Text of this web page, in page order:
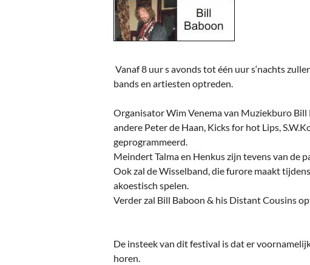
Vanaf 8 uur s avonds tot één uur s‘nachts
bands en artiesten optreden.
Organisator Wim Venema van Muziekburo
andere Peter de Haan, Kicks for hot Lips,
geprogrammeerd.
Meindert Talma en Henkus zijn tevens van de
Ook zal de Wisselband, die furore maakt
akoestisch spelen.
Verder zal Bill Baboon & his Distant Cousins
De insteek van dit festival is dat er
horen.